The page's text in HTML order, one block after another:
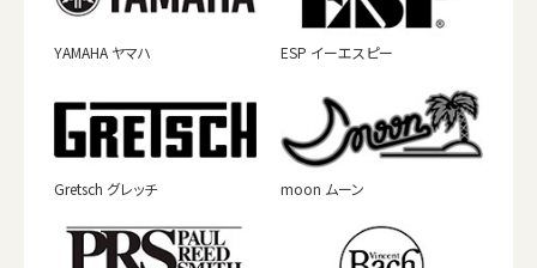
YAMAHA ヤマハ ESP イーエスピー
Gretsch グレッチ moon ムーン